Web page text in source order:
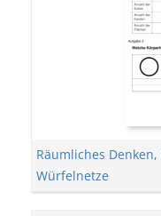
Räumliches Denken,
Würfelnetze